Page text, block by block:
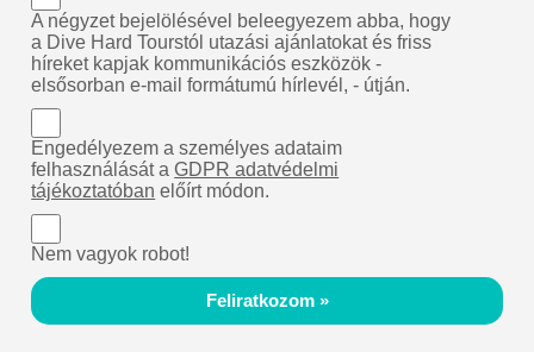
A négyzet bejelölésével beleegyezem abba, hogy
a Dive Hard Tourstól utazási ajánlatokat és friss
híreket kapjak kommunikációs eszközök -
elsősorban e-mail formátumú hírlevél, - útján.
Engedélyezem a személyes adataim
felhasználását aGDPR adatvédelmi
tájékoztatóban előírt módon.
Nem vagyok robot!
Feliratkozom »